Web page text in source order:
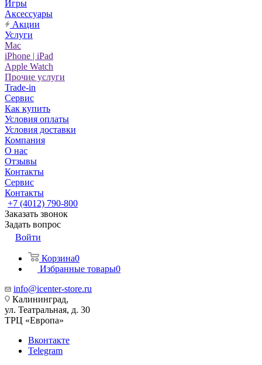
Игры
Аксессуары
Акции
Услуги
Mac
iPhone | iPad
Apple Watch
Прочие услуги
Trade-in
Сервис
Как купить
Условия оплаты
Условия доставки
Компания
О нас
Отзывы
Контакты
Сервис
Контакты
+7 (4012) 790-800
Заказать звонок
Задать вопрос
Войти
Корзина0
Избранные товары0
info@icenter-store.ru
Калининград,
ул. Театральная, д. 30
ТРЦ «Европа»
Вконтакте
Telegram